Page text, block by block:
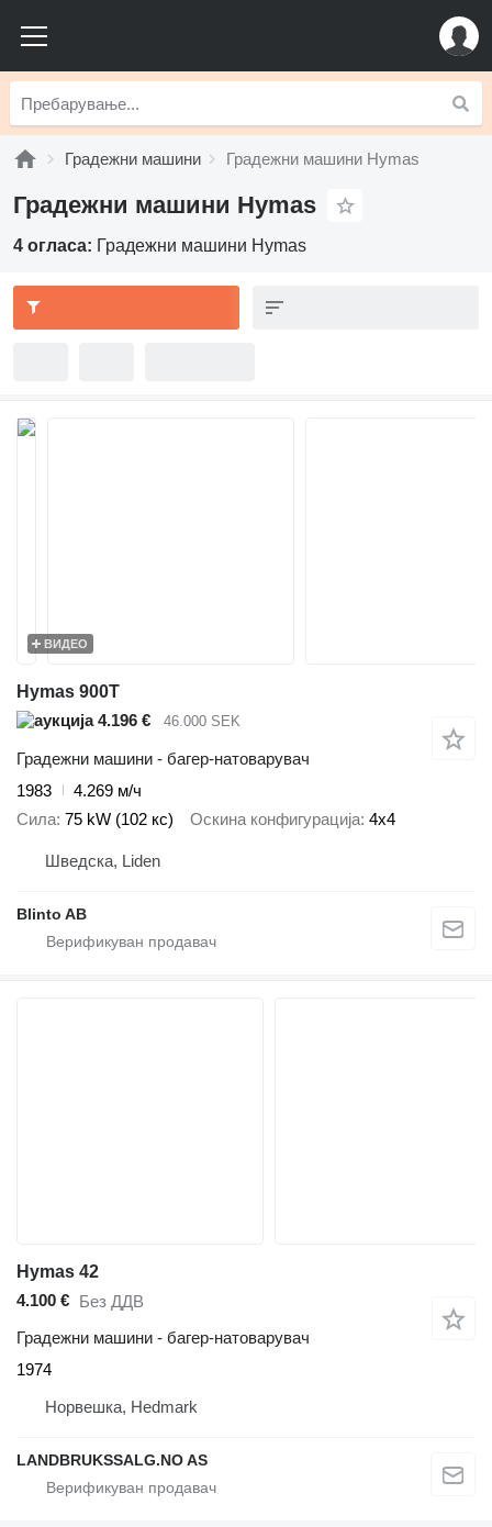
Градежни машини Градежни машини Hymas
Градежни машини Hymas
4 огласа: Градежни машини Hymas
ВИДЕО
Hymas 900T
4.196 €
46.000 SEK
Градежни машини - багер-натоварувач
1983
4.269 м/ч
Сила 75 kW (102 кс) Оскина конфигурација 4x4
Шведска, Liden
Blinto AB
Hymas 42
4.100 € Без ДДВ
Градежни машини - багер-натоварувач
1974
Норвешка, Hedmark
LANDBRUKSSALG.NO AS